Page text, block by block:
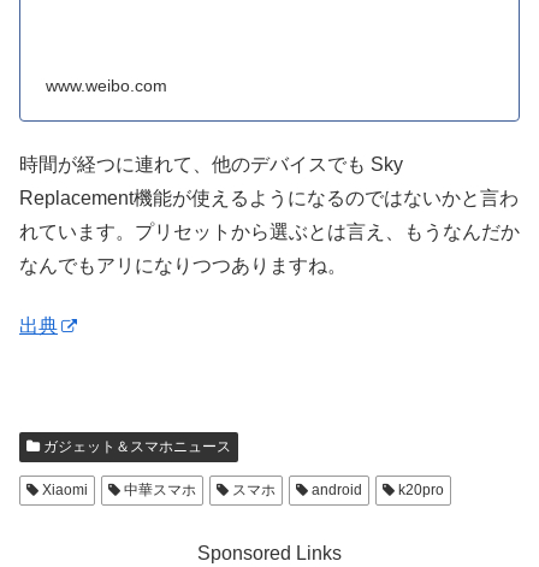
www.weibo.com
時間が経つに連れて、他のデバイスでも Sky
Replacement機能が使えるようになるのではないかと言わ
れています。プリセットから選ぶとは言え、もうなんだか
なんでもアリになりつつありますね。
出典
ガジェット＆スマホニュース
Xiaomi 中華スマホ スマホ android k20pro
Sponsored Links